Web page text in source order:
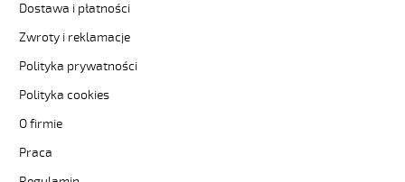
Dostawa i płatności
Zwroty i reklamacje
Polityka prywatności
Polityka cookies
O firmie
Praca